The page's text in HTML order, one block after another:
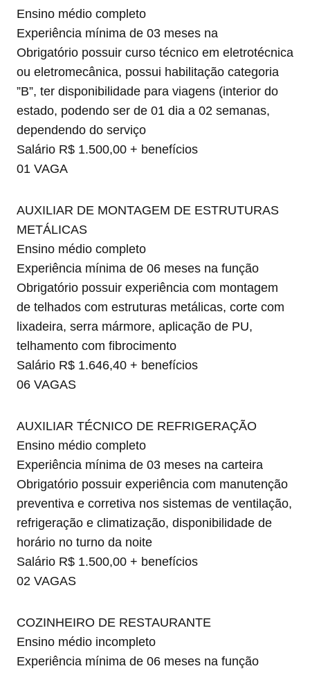
Ensino médio completo
Experiência mínima de 03 meses na
Obrigatório possuir curso técnico em eletrotécnica
ou eletromecânica, possui habilitação categoria
”B”, ter disponibilidade para viagens (interior do
estado, podendo ser de 01 dia a 02 semanas,
dependendo do serviço
Salário R$ 1.500,00 + benefícios
01 VAGA
AUXILIAR DE MONTAGEM DE ESTRUTURAS
METÁLICAS
Ensino médio completo
Experiência mínima de 06 meses na função
Obrigatório possuir experiência com montagem
de telhados com estruturas metálicas, corte com
lixadeira, serra mármore, aplicação de PU,
telhamento com fibrocimento
Salário R$ 1.646,40 + benefícios
06 VAGAS
AUXILIAR TÉCNICO DE REFRIGERAÇÃO
Ensino médio completo
Experiência mínima de 03 meses na carteira
Obrigatório possuir experiência com manutenção
preventiva e corretiva nos sistemas de ventilação,
refrigeração e climatização, disponibilidade de
horário no turno da noite
Salário R$ 1.500,00 + benefícios
02 VAGAS
COZINHEIRO DE RESTAURANTE
Ensino médio incompleto
Experiência mínima de 06 meses na função